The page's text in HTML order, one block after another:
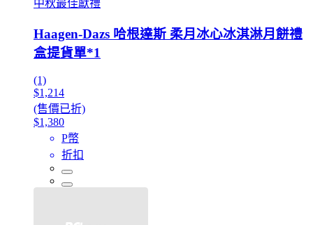
中秋最佳獻禮
Haagen-Dazs 哈根達斯 柔月冰心冰淇淋月餅禮
盒提貨單*1
(1)
$1,214
(售價已折)
$1,380
P幣
折扣